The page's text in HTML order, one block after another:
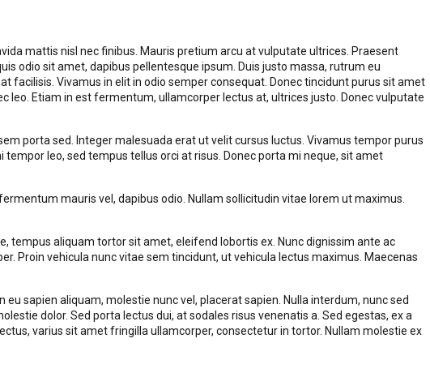
mattis nisl nec finibus. Mauris pretium arcu at vulputate ultrices. Praesent
odio sit amet, dapibus pellentesque ipsum. Duis justo massa, rutrum eu
facilisis. Vivamus in elit in odio semper consequat. Donec tincidunt purus sit amet
Etiam in est fermentum, ullamcorper lectus at, ultrices justo. Donec vulputate
porta sed. Integer malesuada erat ut velit cursus luctus. Vivamus tempor purus
leo, sed tempus tellus orci at risus. Donec porta mi neque, sit amet
mauris vel, dapibus odio. Nullam sollicitudin vitae lorem ut maximus.
tempus aliquam tortor sit amet, eleifend lobortis ex. Nunc dignissim ante ac
Proin vehicula nunc vitae sem tincidunt, ut vehicula lectus maximus. Maecenas
sapien aliquam, molestie nunc vel, placerat sapien. Nulla interdum, nunc sed
dolor. Sed porta lectus dui, at sodales risus venenatis a. Sed egestas, ex a
varius sit amet fringilla ullamcorper, consectetur in tortor. Nullam molestie ex